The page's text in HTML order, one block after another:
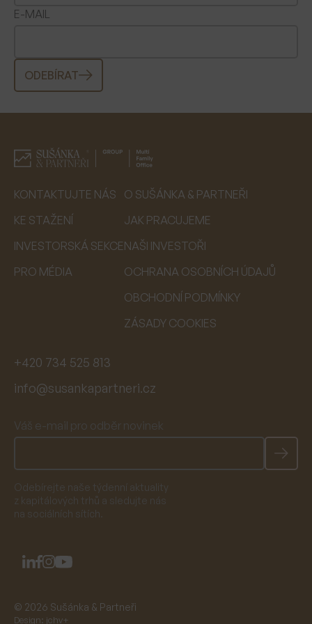
E-MAIL
ODEBÍRAT
KONTAKTUJTE NÁS
KE STAŽENÍ
INVESTORSKÁ SEKCE
PRO MÉDIA
O SUŠÁNKA & PARTNEŘI
JAK PRACUJEME
NAŠI INVESTOŘI
OCHRANA OSOBNÍCH ÚDAJŮ
OBCHODNÍ PODMÍNKY
ZÁSADY COOKIES
+420 734 525 813
info@susankapartneri.cz
Váš e-mail pro odběr novinek
Odebírejte naše týdenní aktuality
z kapitálových trhů a sledujte nás
na sociálních sítích.
© 2026 Sušánka & Partneři
Design: jchv+